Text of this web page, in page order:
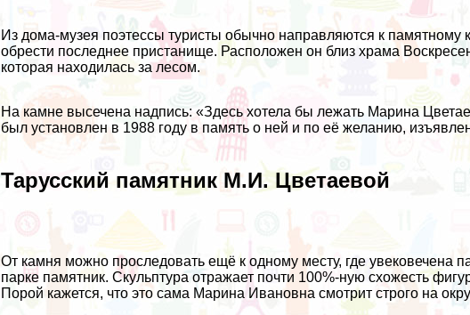
Из дома-музея поэтессы туристы обычно направляются к памятному
обрести последнее пристанище. Расположен он близ храма
которая находилась за лесом.
На камне высечена надпись: «Здесь хотела бы лежать Марина
был установлен в 1988 году в память о ней и по её желанию,
Тарусский памятник М.И. Цветаевой
От камня можно проследовать ещё к одному месту, где увековечена
парке памятник. Скульптура отражает почти 100%-ную схожесть
Порой кажется, что это сама Марина Ивановна смотрит строго на